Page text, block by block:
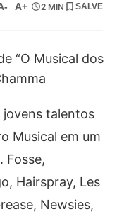
A+ 2 MIN SALVE
jovens talentos
Musical em um
Fosse,
Hairspray, Les
Newsies,